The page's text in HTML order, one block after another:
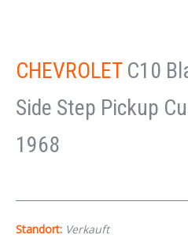
CHEVROLET C10
Side Step Pickup
1968
Standort: Verkauft